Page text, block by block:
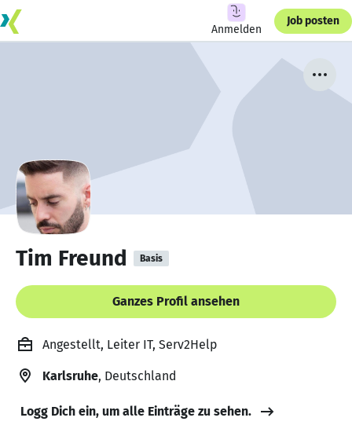
Anmelden
Job posten
Tim Freund Basis
Ganzes Profil ansehen
Angestellt, Leiter IT, Serv2Help
Karlsruhe, Deutschland
Logg Dich ein, um alle Einträge zu sehen.